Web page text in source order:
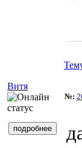
Витя
№: